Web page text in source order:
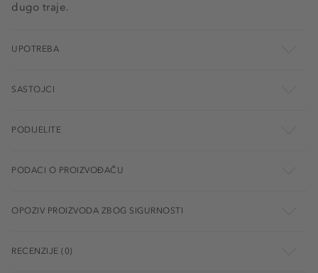
dugo traje.
UPOTREBA
SASTOJCI
PODIJELITE
PODACI O PROIZVOĐAČU
OPOZIV PROIZVODA ZBOG SIGURNOSTI
RECENZIJE (0)